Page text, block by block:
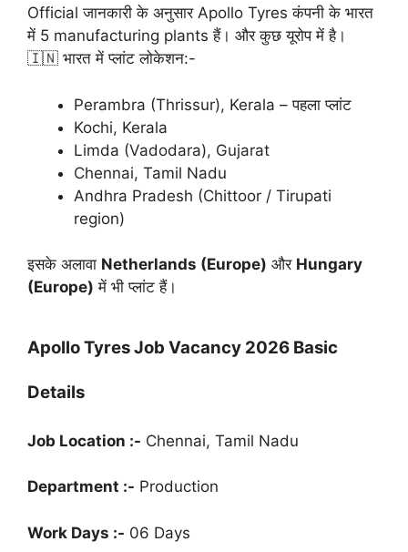
Official जानकारी के अनुसार Apollo Tyres कंपनी के भारत
में 5 manufacturing plants हैं। और कुछ यूरोप में है।
🇮🇳 भारत में प्लांट लोकेशन:-
Perambra (Thrissur), Kerala – पहला प्लांट
Kochi, Kerala
Limda (Vadodara), Gujarat
Chennai, Tamil Nadu
Andhra Pradesh (Chittoor / Tirupati
region)
इसके अलावा Netherlands (Europe) और Hungary
(Europe) में भी प्लांट हैं।
Apollo Tyres Job Vacancy 2026 Basic
Details
Job Location :- Chennai, Tamil Nadu
Department :- Production
Work Days :- 06 Days